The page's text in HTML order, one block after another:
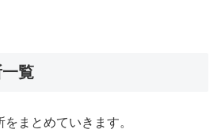
覧
まとめていきます。